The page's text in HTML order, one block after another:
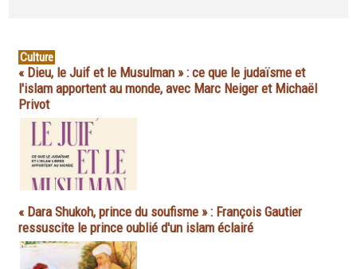
Culture
« Dieu, le Juif et le Musulman » : ce que le judaïsme et
l'islam apportent au monde, avec Marc Neiger et Michaël
Privot
« Dara Shukoh, prince du soufisme » : François Gautier
ressuscite le prince oublié d'un islam éclairé